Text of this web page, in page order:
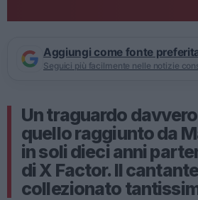
Aggiungi come fonte
Seguici più facilmente nelle notizie
Un traguardo
quello raggiunto da
in soli dieci anni
di X Factor. Il
collezionato